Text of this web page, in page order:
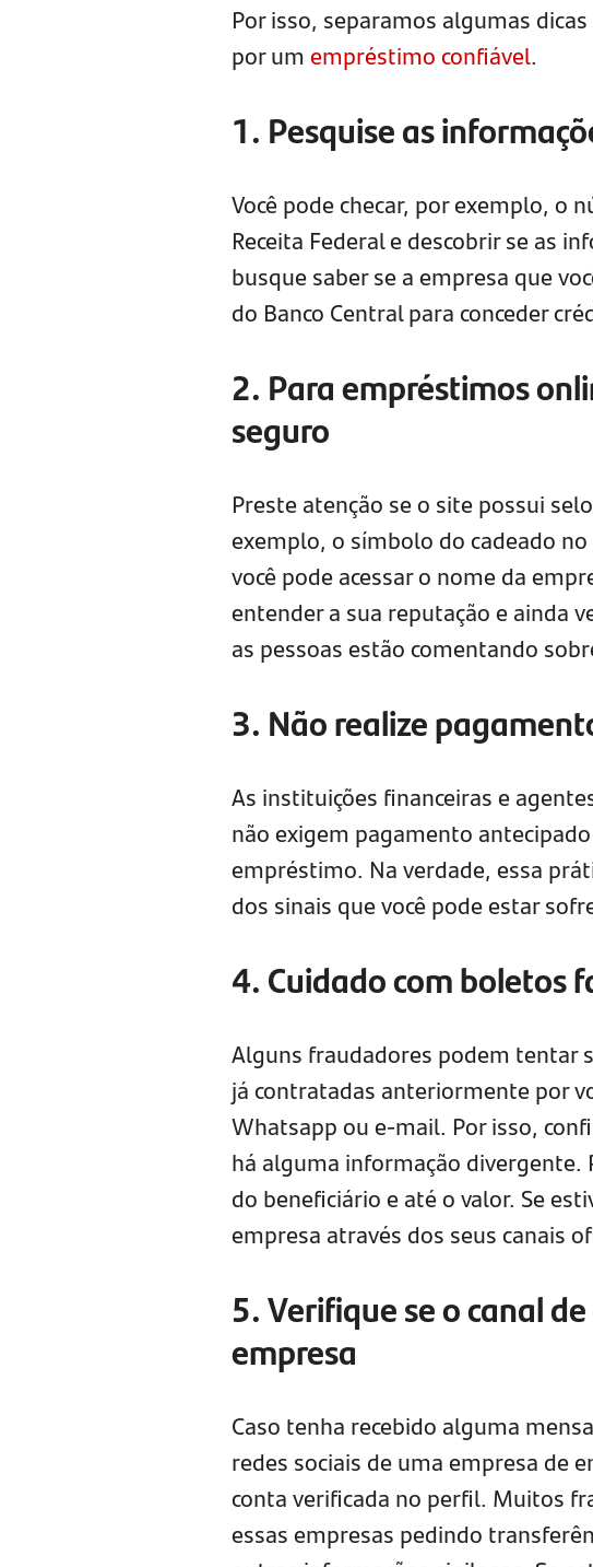
Por isso, separamos algumas
por umempréstimo confiável.
1. Pesquise as
Você pode checar, por exemplo, o
Receita Federal e descobrir se as
busque saber se a empresa que
do Banco Central para conceder
2. Para empréstimos
seguro
Preste atenção se o site possui
exemplo, o símbolo do cadeado
você pode acessar o nome da
entender a sua reputação e ainda
as pessoas estão comentando
3. Não realize
As instituições financeiras e
não exigem pagamento
empréstimo. Na verdade, essa
dos sinais que você pode estar
4. Cuidado com boletos
Alguns fraudadores podem tentar
já contratadas anteriormente por
Whatsapp ou e-mail. Por isso,
há alguma informação
do beneficiário e até o valor. Se
empresa através dos seus canais
5. Verifique se o canal
empresa
Caso tenha recebido alguma
redes sociais de uma empresa de
conta verificada no perfil. Muitos
essas empresas pedindo